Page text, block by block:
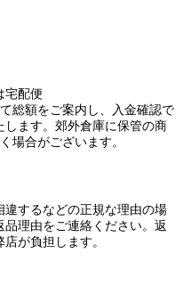
宅配便
総額をご案内し、入金確認で
します。郊外倉庫に保管の商
場合がございます。
するなどの正規な理由の場
理由をご連絡ください。返
が負担します。